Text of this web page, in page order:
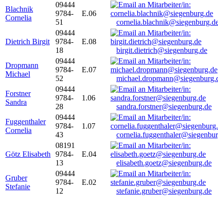
Blachnik
Cornelia
09444
9784-
51
E.06
Dietrich Birgit
09444
9784-
18
E.08
birgit.dietrich@siegenburg.de
Dropmann
Michael
09444
9784-
52
E.07
Forstner
Sandra
09444
9784-
28
1.06
sandra.forstner@siegenburg.de
Fuggenthaler
Cornelia
09444
9784-
43
1.07
Götz Elisabeth
08191
9784-
13
E.04
elisabeth.goetz@siegenburg.de
Gruber
Stefanie
09444
9784-
12
E.02
stefanie.gruber@siegenburg.de